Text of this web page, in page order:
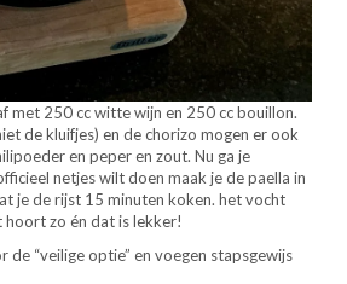
met 250 cc witte wijn en 250 cc bouillon.
de kluifjes) en de chorizo mogen er ook
en peper en zout. Nu ga je
netjes wilt doen maak je de paella in
je de rijst 15 minuten koken. het vocht
zo én dat is lekker!
de “veilige optie” en voegen stapsgewijs